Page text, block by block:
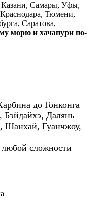
Казани, Самары, Уфы,
Тюмени,
Саратова,
морю и хачапури по-
до Гонконга
Далянь
Шанхай, Гуанчжоу,
сложности